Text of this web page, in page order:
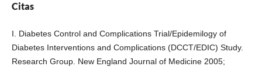
Citas
I. Diabetes Control and Complications Trial/Epidemilogy of
Diabetes Interventions and Complications (DCCT/EDIC) Study.
Research Group. New England Journal of Medicine 2005;